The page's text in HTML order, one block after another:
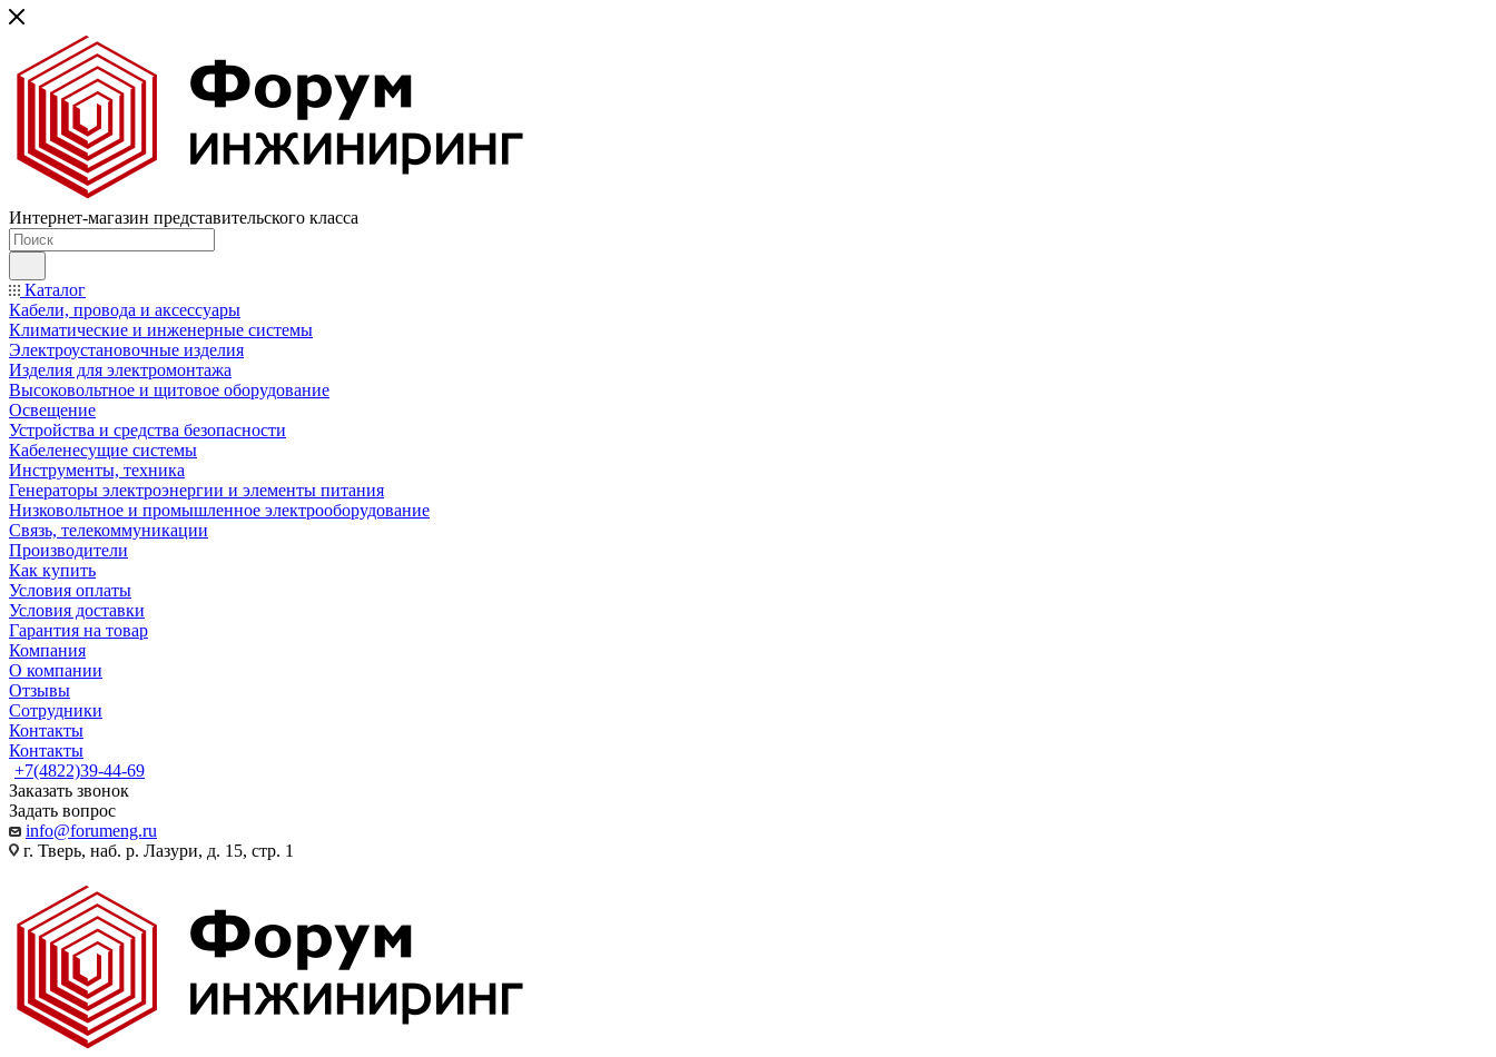
Интернет-магазин представительского класса
Каталог
Кабели, провода и аксессуары
Климатические и инженерные системы
Электроустановочные изделия
Изделия для электромонтажа
Высоковольтное и щитовое оборудование
Освещение
Устройства и средства безопасности
Кабеленесущие системы
Инструменты, техника
Генераторы электроэнергии и элементы питания
Низковольтное и промышленное электрооборудование
Связь, телекоммуникации
Производители
Как купить
Условия оплаты
Условия доставки
Гарантия на товар
Компания
О компании
Отзывы
Сотрудники
Контакты
Контакты
+7(4822)39-44-69
Заказать звонок
Задать вопрос
info@forumeng.ru
г. Тверь, наб. р. Лазури, д. 15, стр. 1